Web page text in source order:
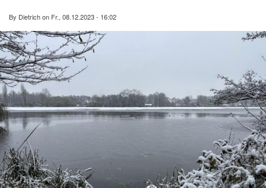
By Dietrichon Fr., 08.12.2023 - 16:02